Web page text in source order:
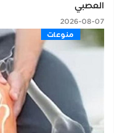
العصبي
2026-08-07
منوعات